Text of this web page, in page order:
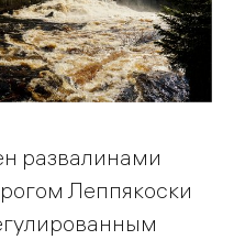
развалинами
Леппякоски